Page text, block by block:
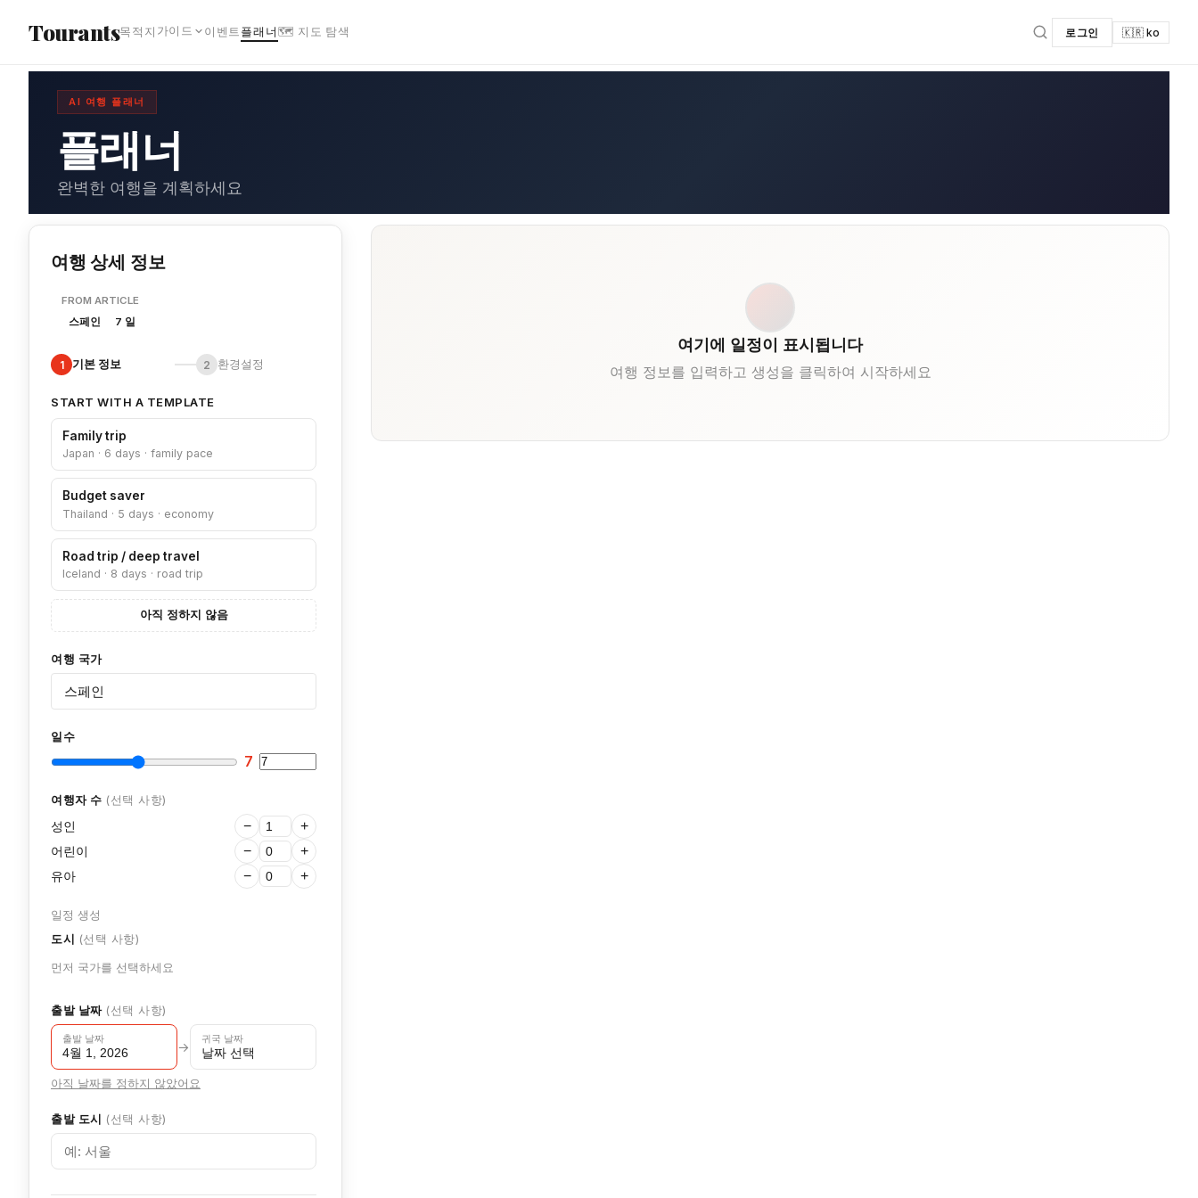
Tourants목적지 가이드 이벤트 플래너🗺 지도 탐색 로그인 🇰🇷 ko
AI 여행 플래너
플래너
완벽한 여행을 계획하세요
여행 상세 정보
FROM ARTICLE
스페인
7 일
1 기본 정보 2 환경설정
START WITH A TEMPLATE
Family trip
Japan · 6 days · family pace
Budget saver
Thailand · 5 days · economy
Road trip / deep travel
Iceland · 8 days · road trip
아직 정하지 않음
여행 국가
일수
7
여행자 수 (선택 사항)
성인 −
+
어린이
−
+
유아
− +
일정 생성
도시 (선택 사항)
먼저 국가를 선택하세요
출발 날짜 (선택 사항)
출발 날짜
4월 1, 2026 →
귀국 날짜
날짜 선택
아직 날짜를 정하지 않았어요
출발 도시 (선택 사항)
여기에 일정이 표시됩니다
여행 정보를 입력하고 생성을 클릭하여 시작하세요